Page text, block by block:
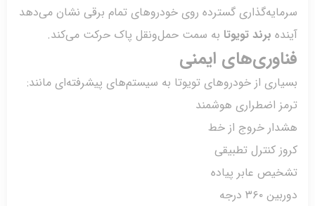
گسترده روی خودروهای تمام برقی نشان می‌دهد
برند تویوتابه سمت حمل‌ونقل پاک حرکت می‌کند.
ایمنی
از خودروهای تویوتا به سیستم‌های پیشرفته‌ای مانند:
اضطراری هوشمند
خروج از خط
کنترل تطبیقی
عابر پیاده
درجه